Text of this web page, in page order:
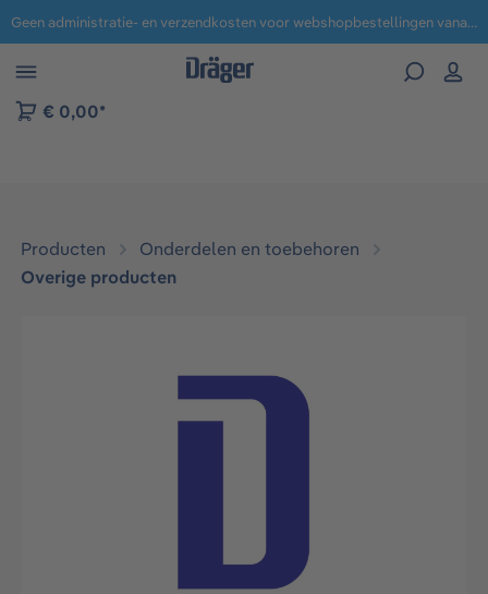
naar navigatie B2B-platform Geen administratie- en verzendkosten voor webshopbestellingen vanaf € 100,-.
€ 0,00*
Producten
Onderdelen en toebehoren
Overige producten
Afbeeldingengalerij overslaan